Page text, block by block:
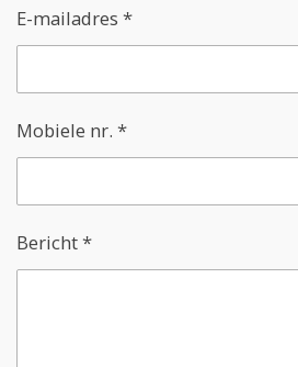
E-mailadres *
Mobiele nr. *
Bericht *